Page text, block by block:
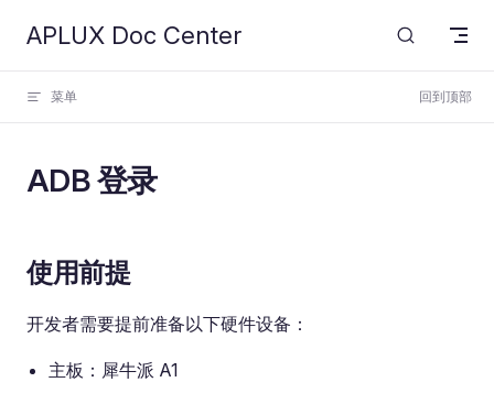
Skip to content
APLUX Doc Center
菜单 回到顶部
ADB 登录
使用前提
开发者需要提前准备以下硬件设备：
主板：犀牛派 A1